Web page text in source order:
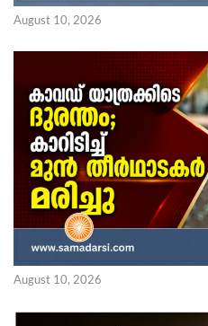
August 10, 2026
August 10, 2026